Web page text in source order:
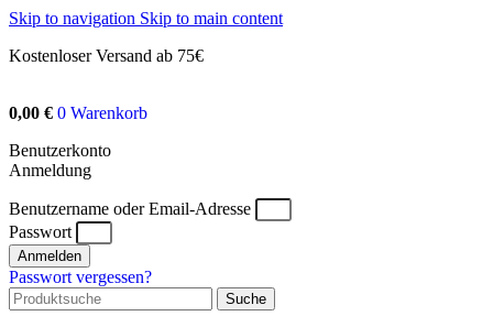
Skip to navigation Skip to main content
Kostenloser Versand ab 75€
0,00 € 0 Warenkorb
Benutzerkonto
Anmeldung
Benutzername oder Email-Adresse
Passwort
Anmelden
Passwort vergessen?
Suche